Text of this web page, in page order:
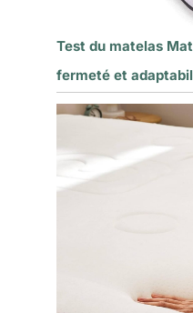
Test du matelas
fermeté et